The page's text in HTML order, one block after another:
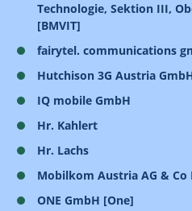
Technologie, Sektion III,
[BMVIT]
fairytel. communications
Hutchison 3G Austria
IQ mobile GmbH
Hr. Kahlert
Hr. Lachs
Mobilkom Austria AG & Co
ONE GmbH [One]